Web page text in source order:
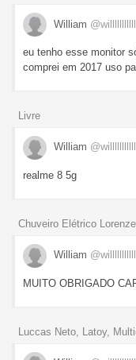
William
eu tenho esse monitor
comprei em 2017 uso
Livre
William
realme 8 5g
Chuveiro Elétrico
William
MUITO OBRIGADO
Luccas Neto, Latoy,